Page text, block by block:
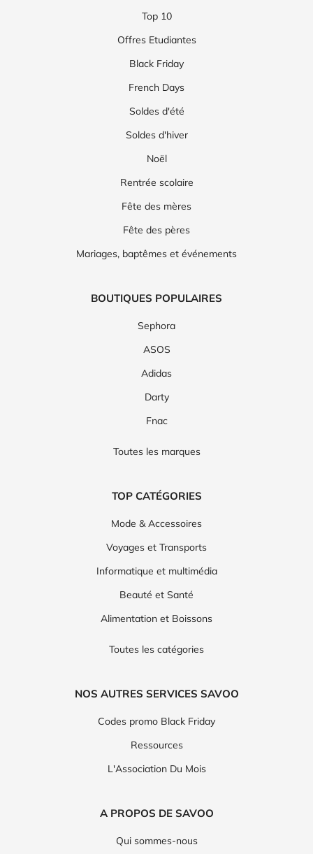
Top 10
Offres Etudiantes
Black Friday
French Days
Soldes d'été
Soldes d'hiver
Noël
Rentrée scolaire
Fête des mères
Fête des pères
Mariages, baptêmes et événements
BOUTIQUES POPULAIRES
Sephora
ASOS
Adidas
Darty
Fnac
Toutes les marques
TOP CATÉGORIES
Mode & Accessoires
Voyages et Transports
Informatique et multimédia
Beauté et Santé
Alimentation et Boissons
Toutes les catégories
NOS AUTRES SERVICES SAVOO
Codes promo Black Friday
Ressources
L'Association Du Mois
A PROPOS DE SAVOO
Qui sommes-nous